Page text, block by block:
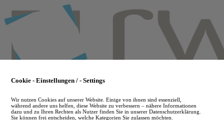
to
main
Cookie - Einstellungen / - Settings
Wir nutzen Cookies auf unserer Website. Einige von ihnen sind essenziell,
während andere uns helfen, diese Website zu verbessern – nähere Informationen
dazu und zu Ihren Rechten als Nutzer finden Sie in unserer Datenschutzerklärung.
Sie können frei entscheiden, welche Kategorien Sie zulassen möchten.